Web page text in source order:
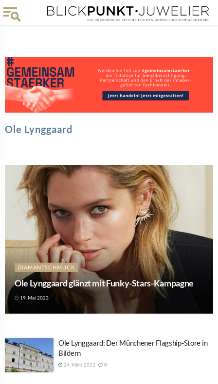
Ole Lynggaard
DIAMANTSCHMUCK
Ole Lynggaard glänzt mit Funky-Stars-Kampagne
19. Mai 2023
Ole Lynggaard: Der Münchener Flagship-Store in
Bildern
24. März 2022 0